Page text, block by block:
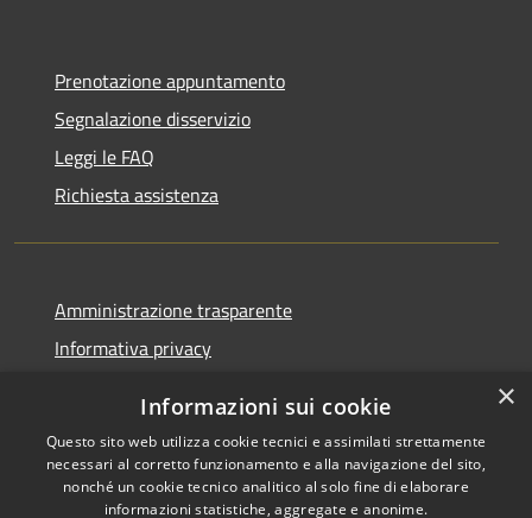
Prenotazione appuntamento
Segnalazione disservizio
Leggi le FAQ
Richiesta assistenza
Amministrazione trasparente
Informativa privacy
Dichiarazione di accessibilità
×
Informazioni sui cookie
Questo sito web utilizza cookie tecnici e assimilati strettamente
necessari al corretto funzionamento e alla navigazione del sito,
nonché un cookie tecnico analitico al solo fine di elaborare
informazioni statistiche, aggregate e anonime.